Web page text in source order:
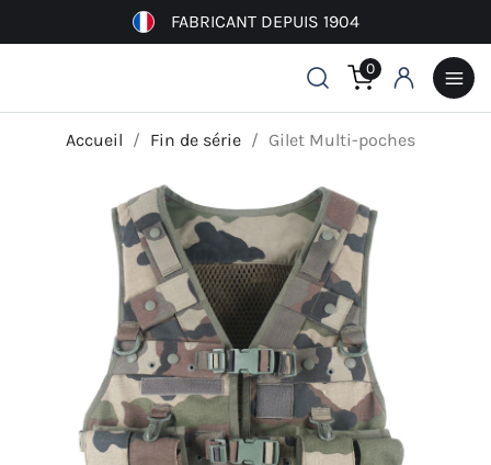
FABRICANT DEPUIS 1904
0
Accueil Fin de série Gilet Multi-poches